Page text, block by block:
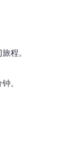
程。
。